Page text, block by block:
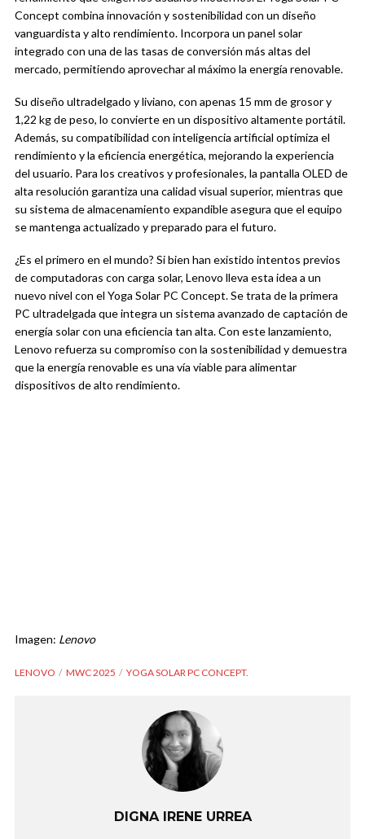
Concept combina innovación y sostenibilidad con un diseño
vanguardista y alto rendimiento. Incorpora un panel solar
integrado con una de las tasas de conversión más altas del
mercado, permitiendo aprovechar al máximo la energía renovable.
Su diseño ultradelgado y liviano, con apenas 15 mm de grosor y
1,22 kg de peso, lo convierte en un dispositivo altamente portátil.
Además, su compatibilidad con inteligencia artificial optimiza el
rendimiento y la eficiencia energética, mejorando la experiencia
del usuario. Para los creativos y profesionales, la pantalla OLED de
alta resolución garantiza una calidad visual superior, mientras que
su sistema de almacenamiento expandible asegura que el equipo
se mantenga actualizado y preparado para el futuro.
¿Es el primero en el mundo? Si bien han existido intentos previos
de computadoras con carga solar, Lenovo lleva esta idea a un
nuevo nivel con el Yoga Solar PC Concept. Se trata de la primera
PC ultradelgada que integra un sistema avanzado de captación de
energía solar con una eficiencia tan alta. Con este lanzamiento,
Lenovo refuerza su compromiso con la sostenibilidad y demuestra
que la energía renovable es una vía viable para alimentar
dispositivos de alto rendimiento.
Imagen: Lenovo
LENOVO MWC 2025 YOGA SOLAR PC CONCEPT.
DIGNA IRENE URREA